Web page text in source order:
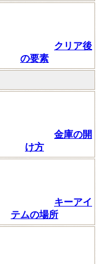
クリア後
の要素
金庫の開
け方
キーアイ
テムの場所